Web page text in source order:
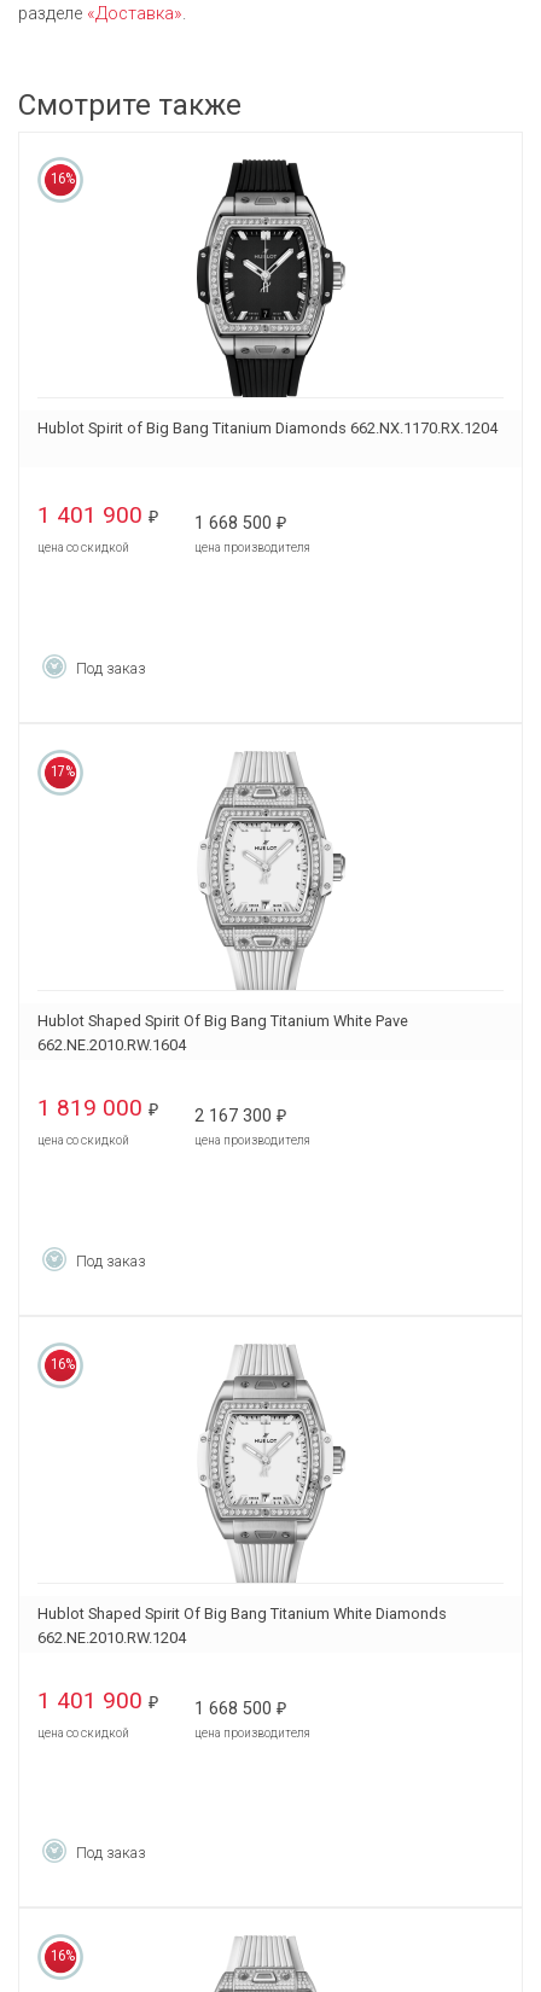
разделе «Доставка».
Смотрите также
16%
Hublot Spirit of Big Bang Titanium Diamonds 662.NX.1170.RX.1204
1 401 900 ₽
цена со скидкой
1 668 500 ₽
цена производителя
Под заказ
17%
Hublot Shaped Spirit Of Big Bang Titanium White Pave
662.NE.2010.RW.1604
1 819 000 ₽
цена со скидкой
2 167 300 ₽
цена производителя
Под заказ
16%
Hublot Shaped Spirit Of Big Bang Titanium White Diamonds
662.NE.2010.RW.1204
1 401 900 ₽
цена со скидкой
1 668 500 ₽
цена производителя
Под заказ
16%